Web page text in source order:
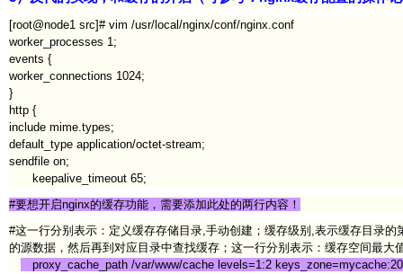
[root@node1 src]# vim /usr/local/nginx/conf/nginx.conf
worker_processes 1;
events {
worker_connections 1024;
}
http {
include mime.types;
default_type application/octet-stream;
sendfile on;
keepalive_timeout 65;
#要想开启nginx的缓存功能，需要添加此处的两行内容！
#这一行分别表示：定义缓存存储目录,手动创建；缓存级别,表示缓存目录
的源数据，然后再到对应目录中查找缓存；这一行分别表示：缓存空间最
proxy_cache_path /var/www/cache levels=1:2